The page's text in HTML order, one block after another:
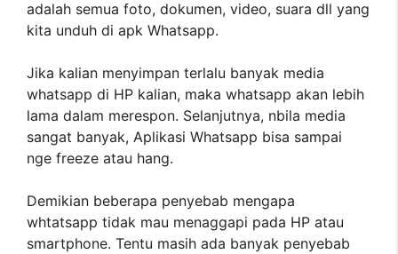
adalah semua foto, dokumen, video, suara dll yang
kita unduh di apk Whatsapp.
Jika kalian menyimpan terlalu banyak media
whatsapp di HP kalian, maka whatsapp akan lebih
lama dalam merespon. Selanjutnya, nbila media
sangat banyak, Aplikasi Whatsapp bisa sampai
nge freeze atau hang.
Demikian beberapa penyebab mengapa
whtatsapp tidak mau menaggapi pada HP atau
smartphone. Tentu masih ada banyak penyebab